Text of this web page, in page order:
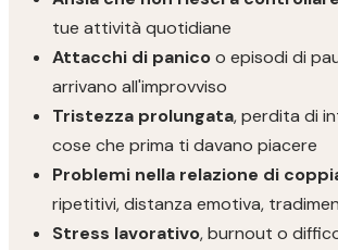
tue attività quotidiane
Attacchi di panicoo episodi di
arrivano all'improvviso
Tristezza prolungata, perdita di
cose che prima ti davano piacere
Problemi nella relazione di
ripetitivi, distanza emotiva,
Stress lavorativo, burnout o